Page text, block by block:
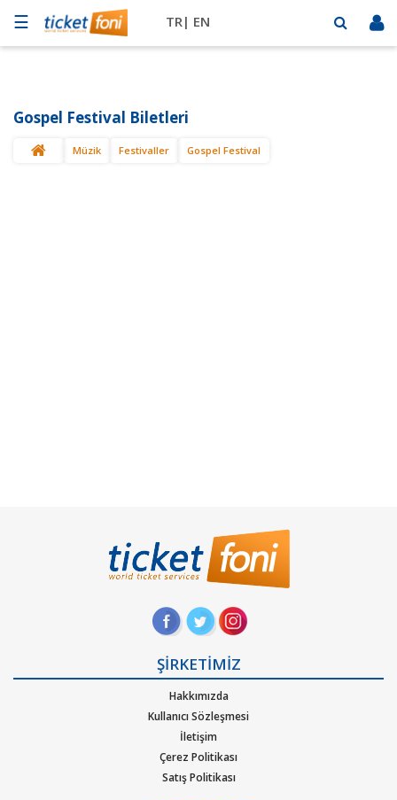
☰ TR| EN
Müzik
Gospel Festival Biletleri
Müzik Festivaller Gospel Festival
ŞİRKETİMİZ
Hakkımızda
Kullanıcı Sözleşmesi
İletişim
Çerez Politikası
Satış Politikası